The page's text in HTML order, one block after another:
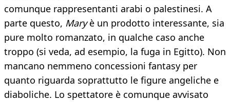
comunque rappresentanti arabi o palestinesi. A
parte questo, Maryè un prodotto interessante, sia
pure molto romanzato, in qualche caso anche
troppo (si veda, ad esempio, la fuga in Egitto). Non
mancano nemmeno concessioni fantasy per
quanto riguarda soprattutto le figure angeliche e
diaboliche. Lo spettatore è comunque avvisato